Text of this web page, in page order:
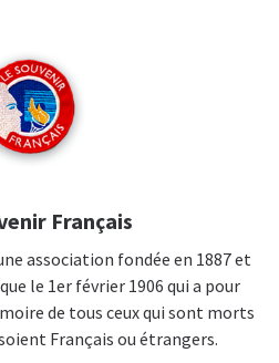
Français
association fondée en 1887 et
le 1er février 1906 qui a pour
de tous ceux qui sont morts
Français ou étrangers.